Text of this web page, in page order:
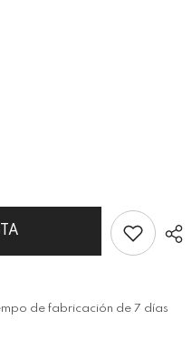
de fabricación de 7 días